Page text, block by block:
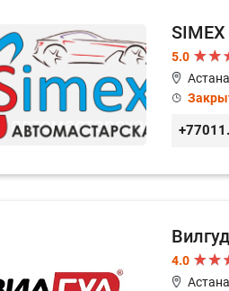
SIMEX
5.0
Вилгуд
4.0